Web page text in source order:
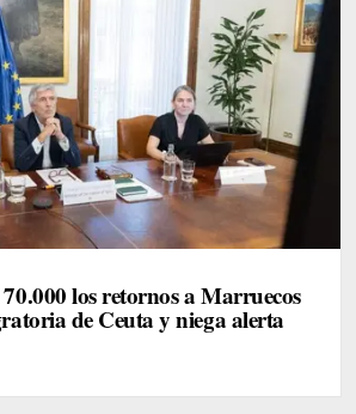
los retornos a Marruecos
de Ceuta y niega alerta